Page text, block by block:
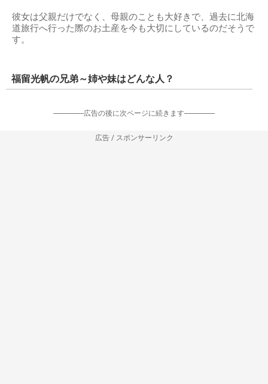
彼女は父親だけでなく、母親のことも大好きで、過去に北海
道旅行へ行った際のお土産を今も大切にしているのだそうで
す。
福留光帆の兄弟～姉や妹はどんな人？
-----------------広告の後に次ページに続きます-----------------
広告 / スポンサーリンク